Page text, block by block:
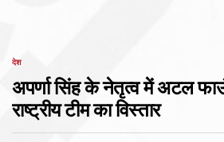
POSTED
देश
अपर्णा सिंह के नेतृत्व में अटल
राष्ट्रीय टीम का विस्तार